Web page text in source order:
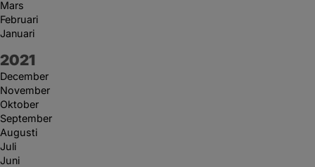
Mars
Februari
Januari
År:
2021
December
November
Oktober
September
Augusti
Juli
Juni